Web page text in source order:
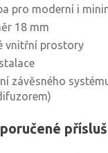
pro moderní i
18 mm
vnitřní prostory
závěsného